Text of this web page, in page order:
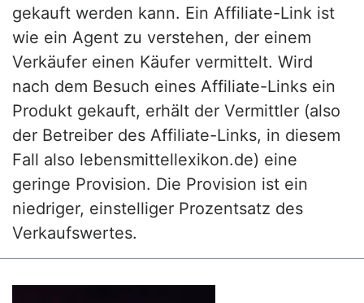
gekauft werden kann. Ein Affiliate-Link ist
wie ein Agent zu verstehen, der einem
Verkäufer einen Käufer vermittelt. Wird
nach dem Besuch eines Affiliate-Links ein
Produkt gekauft, erhält der Vermittler (also
der Betreiber des Affiliate-Links, in diesem
Fall also lebensmittellexikon.de) eine
geringe Provision. Die Provision ist ein
niedriger, einstelliger Prozentsatz des
Verkaufswertes.